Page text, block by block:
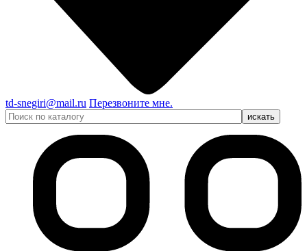
td-snegiri@mail.ru Перезвоните мне.